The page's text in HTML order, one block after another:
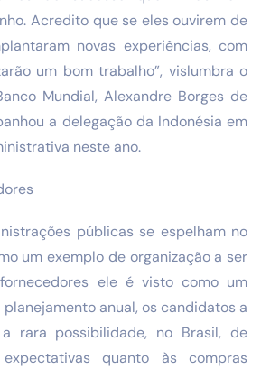
Acredito que se eles ouvirem de
novas experiências, com
um bom trabalho”, vislumbra o
Mundial, Alexandre Borges de
a delegação da Indonésia em
neste ano.
públicas se espelham no
um exemplo de organização a ser
ele é visto como um
anual, os candidatos a
rara possibilidade, no Brasil, de
quanto às compras